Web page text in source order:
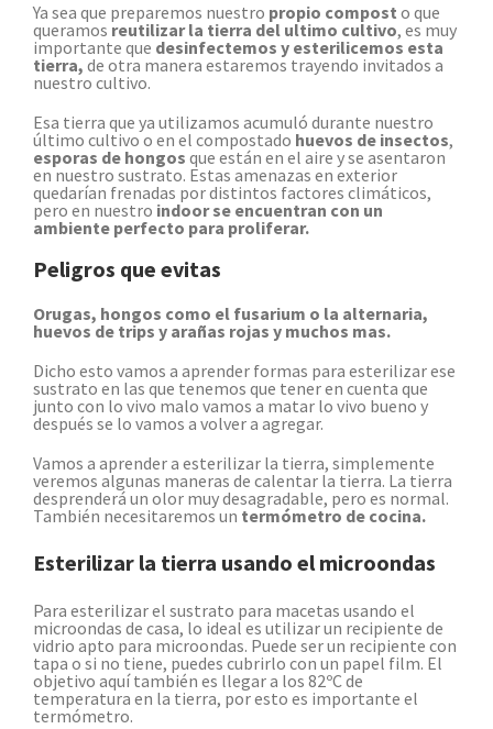
Ya sea que preparemos nuestro propio compost o que
queramos reutilizar la tierra del ultimo cultivo, es muy
importante que desinfectemos y esterilicemos esta
tierra, de otra manera estaremos trayendo invitados a
nuestro cultivo.
Esa tierra que ya utilizamos acumuló durante nuestro
último cultivo o en el compostado huevos de insectos,
esporas de hongos que están en el aire y se asentaron
en nuestro sustrato. Estas amenazas en exterior
quedarían frenadas por distintos factores climáticos,
pero en nuestro indoor se encuentran con un
ambiente perfecto para proliferar.
Peligros que evitas
Orugas, hongos como el fusarium o la alternaria,
huevos de trips y arañas rojas y muchos mas.
Dicho esto vamos a aprender formas para esterilizar ese
sustrato en las que tenemos que tener en cuenta que
junto con lo vivo malo vamos a matar lo vivo bueno y
después se lo vamos a volver a agregar.
Vamos a aprender a esterilizar la tierra, simplemente
veremos algunas maneras de calentar la tierra. La tierra
desprenderá un olor muy desagradable, pero es normal.
También necesitaremos un termómetro de cocina.
Esterilizar la tierra usando el microondas
Para esterilizar el sustrato para macetas usando el
microondas de casa, lo ideal es utilizar un recipiente de
vidrio apto para microondas. Puede ser un recipiente con
tapa o si no tiene, puedes cubrirlo con un papel film. El
objetivo aquí también es llegar a los 82ºC de
temperatura en la tierra, por esto es importante el
termómetro.